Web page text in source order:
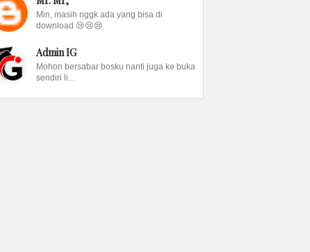
Min, masih nggk ada yang bisa di
download 😢😢😢
Admin IG
Mohon bersabar bosku nanti juga ke buka
sendiri li...